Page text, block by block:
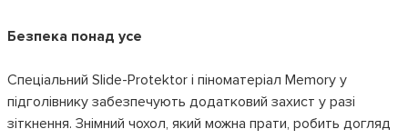
Безпека понад усе
Спеціальний Slide-Protektor і піноматеріал Memory у
підголівнику забезпечують додатковий захист у разі
зіткнення. Знімний чохол, який можна прати, робить догляд